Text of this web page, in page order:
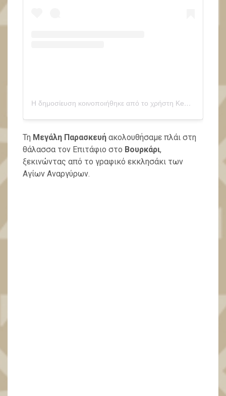
Η δημοσίευση κοινοποιήθηκε από το χρήστη Kea Greece (@kea.greece)
Τη Μεγάλη Παρασκευή ακολουθήσαμε πλάι στη
θάλασσα τον Επιτάφιο στο Βουρκάρι,
ξεκινώντας από το γραφικό εκκλησάκι των
Αγίων Αναργύρων.